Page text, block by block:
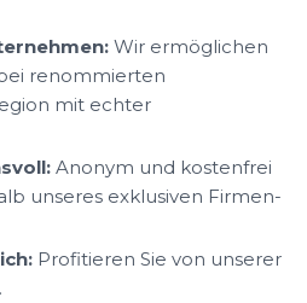
Wir ermöglichen
renommierten
mit echter
Anonym und kostenfrei
unseres exklusiven Firmen-
Profitieren Sie von unserer